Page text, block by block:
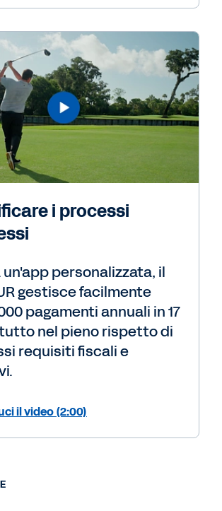
i processi
un'app personalizzata, il
gestisce facilmente
pagamenti annuali in 17
nel pieno rispetto di
requisiti fiscali e
il video (2:00)